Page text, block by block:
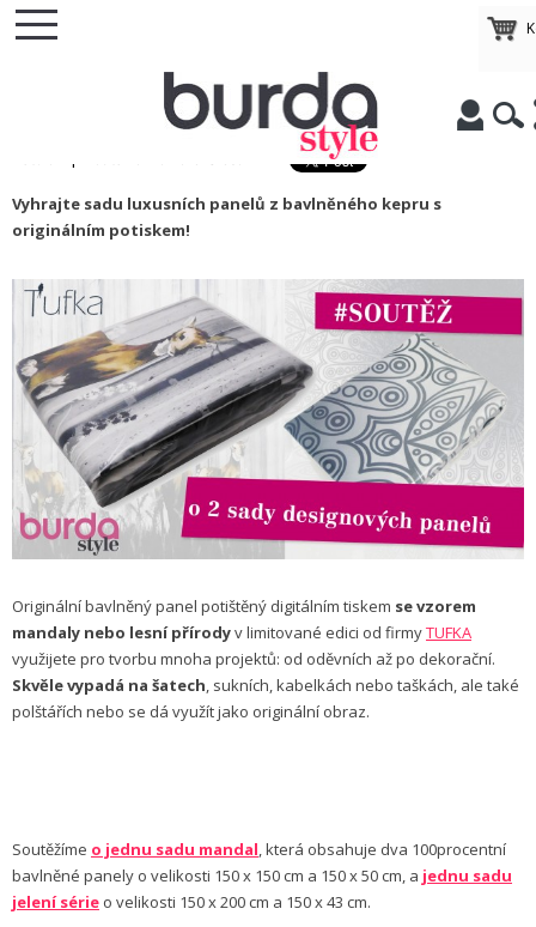
SOUTĚŽ: o 2 sady designových látek
Vyhrajte sadu luxusních panelů z bavlněného kepru s
originálním potiskem!
Originální bavlněný panel potištěný digitálním tiskem se vzorem
mandaly nebo lesní přírodyv limitované edici od firmyTUFKA
využijete pro tvorbu mnoha projektů: od oděvních až po dekorační.
Skvěle vypadá na šatech, sukních, kabelkách nebo taškách, ale také
polštářích nebo se dá využít jako originální obraz.
Soutěžíme o jednu sadu mandal, která obsahuje dva 100procentní
bavlněné panely o velikosti 150 x 150 cm a 150 x 50 cm, a jednu sadu
jelení série o velikosti 150 x 200 cm a 150 x 43 cm.